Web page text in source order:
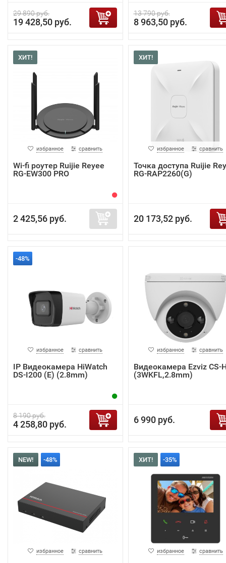
29 890 руб.
19 428,50 руб.
13 790 руб.
8 963,50 руб.
ХИТ!
избранное сравнить
Wi-fi роутер Ruijie Reyee
RG-EW300 PRO
2 425,56 руб.
ХИТ!
избранное сравнить
Точка доступа Ruijie
RG-RAP2260(G)
20 173,52 руб.
-48%
избранное сравнить
IP Видеокамера HiWatch
DS-I200 (E) (2.8mm)
8 190 руб.
4 258,80 руб.
избранное сравнить
Видеокамера Ezviz CS-
(3WKFL,2.8mm)
6 990 руб.
NEW! -48%
избранное сравнить
ХИТ! -35%
избранное сравнить